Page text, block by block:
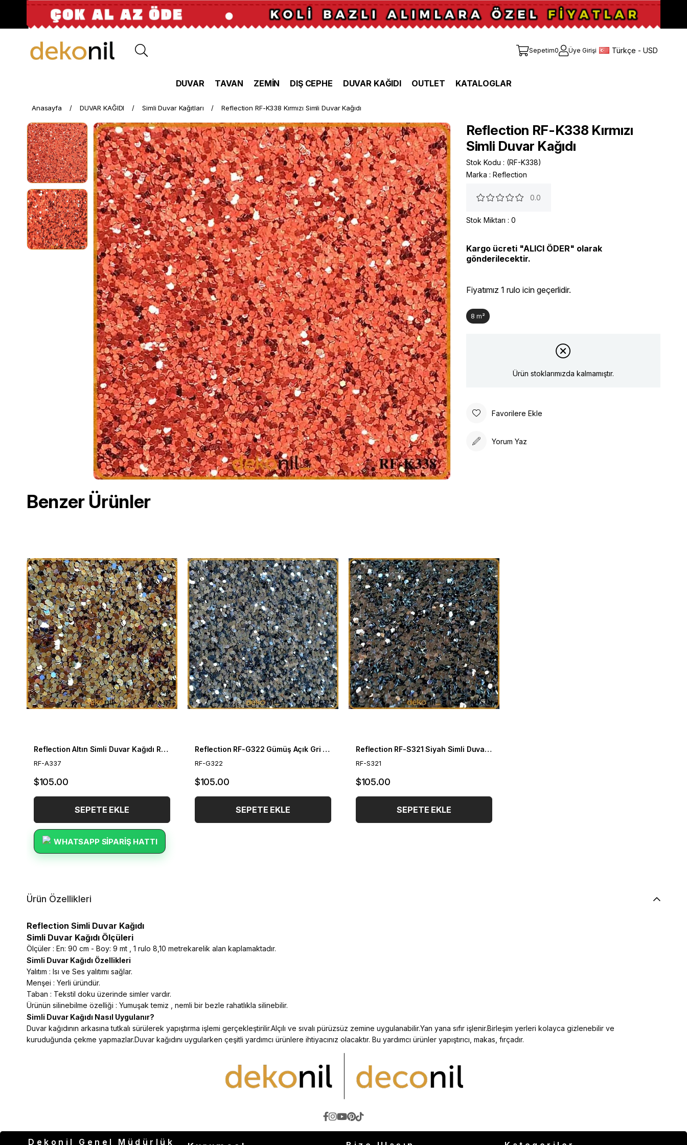
Sepetim0 Üye Girişi Türkçe - USD
DUVAR TAVAN ZEMİN DIŞ CEPHE DUVAR KAĞIDI OUTLET KATALOGLAR
Anasayfa DUVAR KAĞIDI Simli Duvar Kağıtları Reflection RF-K338 Kırmızı Simli Duvar Kağıdı
Reflection RF-K338 Kırmızı
Simli Duvar Kağıdı
Stok Kodu
(RF-K338)
Marka : Reflection
0.0
Stok Miktarı : 0
Kargo ücreti "ALICI ÖDER" olarak
gönderilecektir.
Fiyatımız 1 rulo icin geçerlidir.
8 m²
Ürün stoklarımızda kalmamıştır.
Favorilere Ekle
Yorum Yaz
Benzer Ürünler
Reflection Altın Simli Duvar Kağıdı RF-A337
RF-A337
$105.00
SEPETE EKLE
WHATSAPP SIPARIŞ HATTI
Reflection RF-G322 Gümüş Açık Gri Simli Duvar Kağıdı
RF-G322
$105.00
SEPETE EKLE
Reflection RF-S321 Siyah Simli Duvar Kağıdı
RF-S321
$105.00
SEPETE EKLE
Ürün Özellikleri
Reflection Simli Duvar Kağıdı
Simli Duvar Kağıdı Ölçüleri
Ölçüler : En: 90 cm - Boy: 9 mt , 1 rulo 8,10 metrekarelik alan kaplamaktadır.
Simli Duvar Kağıdı Özellikleri
Yalıtım : Isı ve Ses yalıtımı sağlar.
Menşei : Yerli üründür.
Taban : Tekstil doku üzerinde simler vardır.
Ürünün silinebilme özelliği : Yumuşak temiz , nemli bir bezle rahatlıkla silinebilir.
Simli Duvar Kağıdı Nasıl Uygulanır?
Duvar kağıdının arkasına tutkalı sürülerek yapıştırma işlemi gerçekleştirilir.Alçılı ve sıvalı pürüzsüz zemine uygulanabilir.Yan yana sıfır işlenir.Birleşim yerleri kolayca gizlenebilir ve
kuruduğunda çekme yapmazlar.Duvar kağıdını uygularken çeşitli yardımcı ürünlere ihtiyacınız olacaktır. Bu yardımcı ürünler yapıştırıcı, makas, fırçadır.
Dekonil Genel Müdürlük